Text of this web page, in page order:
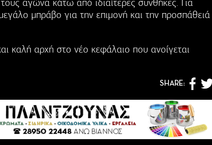
αγώνα κάτω από ιδιαίτερες συνθήκες. Για
μπράβο για την επιμονή και την προσπάθειά
καλή αρχή στο νέο κεφάλαιο που ανοίγεται
SHARE: